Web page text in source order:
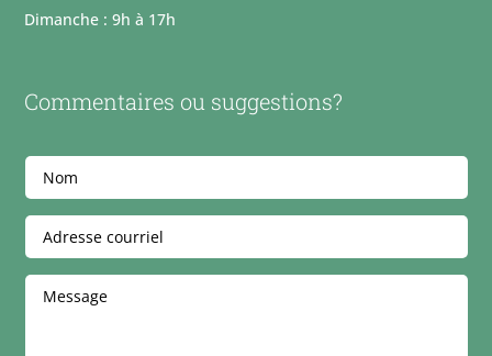
Dimanche : 9h à 17h
Commentaires ou suggestions?